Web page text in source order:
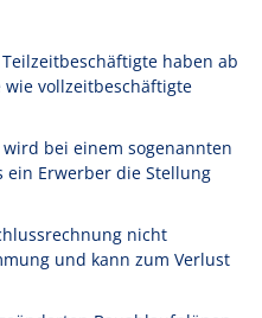
haben ab
vollzeitbeschäftigte
bei einem sogenannten
ein Erwerber die Stellung
nicht
und kann zum Verlust